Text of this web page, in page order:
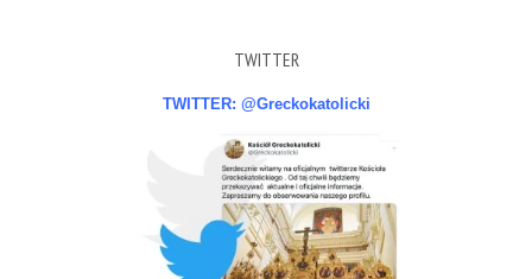
TWITTER
TWITTER: @Greckokatolicki